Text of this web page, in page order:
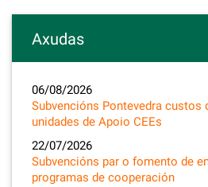
Axudas
06/08/2026
Subvencións Pontevedra custos
unidades de Apoio CEEs
22/07/2026
Subvencións par o fomento de
programas de cooperación